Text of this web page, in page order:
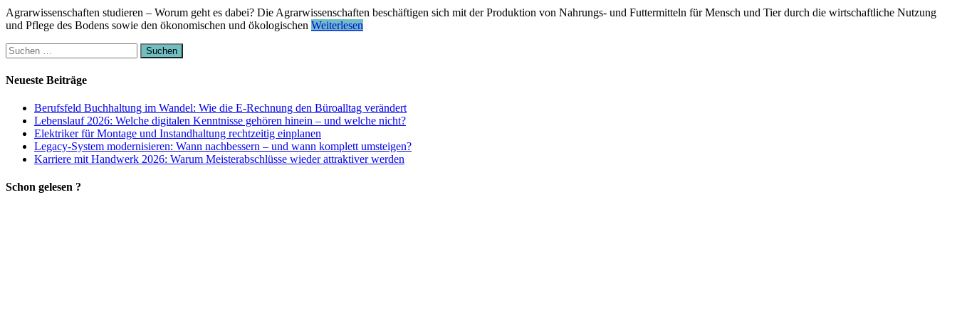
Agrarwissenschaften studieren – Worum geht es dabei? Die Agrarwissenschaften beschäftigen sich mit der Produktion von Nahrungs- und Futtermitteln für Mensch und Tier durch die wirtschaftliche Nutzung
und Pflege des Bodens sowie den ökonomischen und ökologischen Weiterlesen
Suchen
nach:
Neueste Beiträge
Berufsfeld Buchhaltung im Wandel: Wie die E-Rechnung den Büroalltag verändert
Lebenslauf 2026: Welche digitalen Kenntnisse gehören hinein – und welche nicht?
Elektriker für Montage und Instandhaltung rechtzeitig einplanen
Legacy-System modernisieren: Wann nachbessern – und wann komplett umsteigen?
Karriere mit Handwerk 2026: Warum Meisterabschlüsse wieder attraktiver werden
Schon gelesen ?